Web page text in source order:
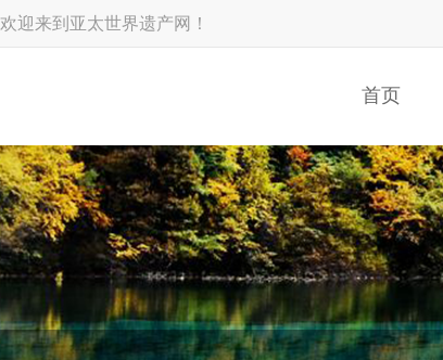
欢迎来到亚太世界遗产网！
首页